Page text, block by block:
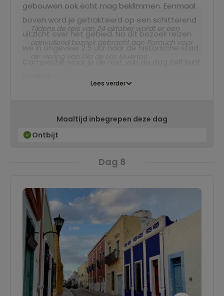
gebouwen ook echt mag beklimmen. Eenmaal
boven word je getrakteerd op een schitterend
uitzicht over het gebied. Na dit bezoek reizen
we in ongeveer 2.5 uur naar de historische stad
Tijdens de reis van 24 oktober wordt er een
aanvullend bezoek gebracht aan Pomuch voor
Lees verder
Maaltijd inbegrepen deze dag
Ontbijt
Dag 8